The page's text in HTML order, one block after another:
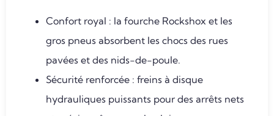
Confort royal : la fourche Rockshox et les
gros pneus absorbent les chocs des rues
pavées et des nids-de-poule.
Sécurité renforcée : freins à disque
hydrauliques puissants pour des arrêts nets